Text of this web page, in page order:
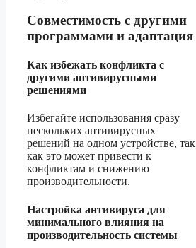
Совместимость с другими
программами и адаптация
Как избежать конфликта с
другими антивирусными
решениями
Избегайте использования сразу
нескольких антивирусных
решений на одном устройстве, так
как это может привести к
конфликтам и снижению
производительности.
Настройка антивируса для
минимального влияния на
производительность системы